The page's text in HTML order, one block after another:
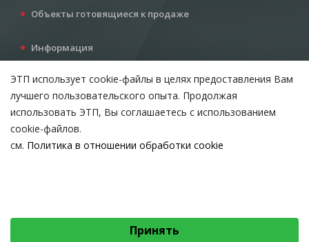
Объекты готовящиеся к продаже
Информация
Все для инвестора
Контакты
Возникли вопросы?
© 2026 Коммунальное консалтинговое унитарное предприятие
«Витебский областной центр маркетинга» - Все права защищены
ЭТП использует cookie-файлы в целях предоставления Вам
лучшего пользовательского опыта. Продолжая
использовать ЭТП, Вы соглашаетесь с использованием
cookie-файлов.
см. Политика в отношении обработки cookie
Принять